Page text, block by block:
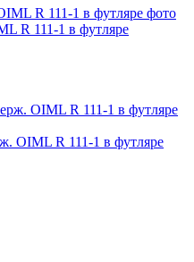
R 111-1 в футляре
OIML R 111-1 в футляре